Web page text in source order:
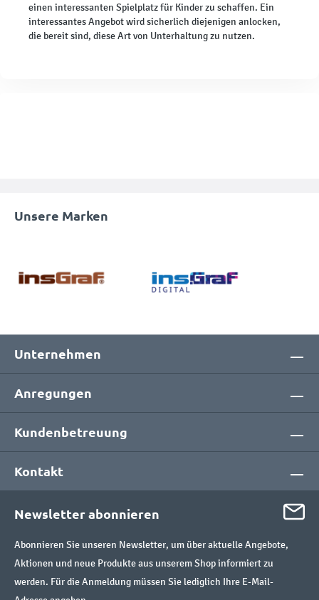
einen interessanten Spielplatz für Kinder zu schaffen. Ein
interessantes Angebot wird sicherlich diejenigen anlocken,
die bereit sind, diese Art von Unterhaltung zu nutzen.
Unsere Marken
Unternehmen
Anregungen
Kundenbetreuung
Kontakt
Newsletter abonnieren
Abonnieren Sie unseren Newsletter, um über aktuelle Angebote,
Aktionen und neue Produkte aus unserem Shop informiert zu
werden. Für die Anmeldung müssen Sie lediglich Ihre E-Mail-